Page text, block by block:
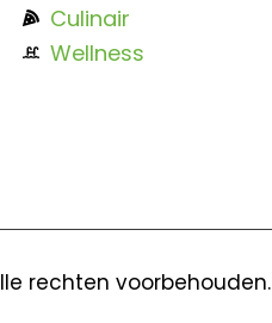
Culinair
Wellness
rechten voorbehouden.